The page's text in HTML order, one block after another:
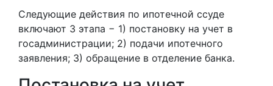
Следующие действия по ипотечной ссуде
включают 3 этапа − 1) постановку на учет в
госадминистрации; 2) подачи ипотечного
заявления; 3) обращение в отделение банка.